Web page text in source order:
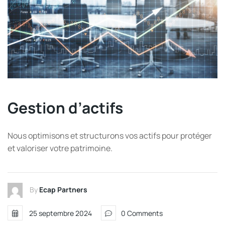
Gestion d’actifs
Nous optimisons et structurons vos actifs pour protéger
et valoriser votre patrimoine.
By Ecap Partners
25 septembre 2024 0 Comments